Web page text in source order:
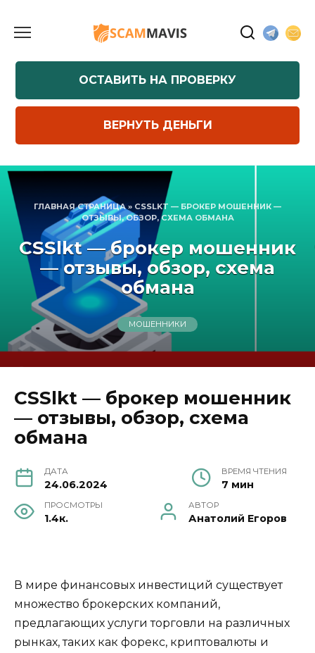
содержанию
ОСТАВИТЬ НА ПРОВЕРКУ
ВЕРНУТЬ ДЕНЬГИ
ГЛАВНАЯ СТРАНИЦА» CSSLKT — БРОКЕР МОШЕННИК —
ОТЗЫВЫ, ОБЗОР, СХЕМА ОБМАНА
CSSlkt — брокер мошенник
— отзывы, обзор, схема
обмана
МОШЕННИКИ
CSSlkt — брокер мошенник
— отзывы, обзор, схема
обмана
ДАТА
24.06.2024
ВРЕМЯ ЧТЕНИЯ
7 мин
ПРОСМОТРЫ
1.4к.
АВТОР
Анатолий Егоров
В мире финансовых инвестиций существует
множество брокерских компаний,
предлагающих услуги торговли на различных
рынках, таких как форекс, криптовалюты и